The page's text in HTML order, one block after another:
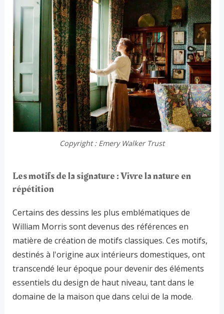
Copyright : Emery Walker Trust
Les motifs de la signature : Vivre la nature en
répétition
Certains des dessins les plus emblématiques de
William Morris sont devenus des références en
matière de création de motifs classiques. Ces motifs,
destinés à l'origine aux intérieurs domestiques, ont
transcendé leur époque pour devenir des éléments
essentiels du design de haut niveau, tant dans le
domaine de la maison que dans celui de la mode.